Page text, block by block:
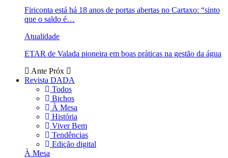
Firiconta está há 18 anos de portas abertas no Cartaxo: “sinto
que o saldo é…
Atualidade
ETAR de Valada pioneira em boas práticas na gestão da água
Ante Próx
Revista DADA
Todos
Bichos
À Mesa
História
Viver Bem
Tendências
Edição digital
À Mesa